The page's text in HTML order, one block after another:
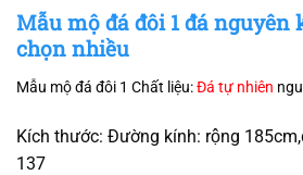
Mẫu mộ đá đôi 1 đá
chọn nhiều
Mẫu mộ đá đôi 1 Chất liệu:Đá tự nhiên
Kích thước: Đường kính: rộng
137